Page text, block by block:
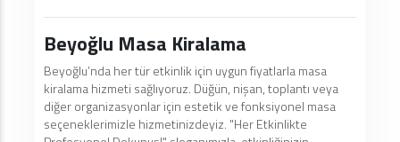
Beyoğlu Masa Kiralama
Beyoğlu’nda her tür etkinlik için uygun fiyatlarla masa
kiralama hizmeti sağlıyoruz. Düğün, nişan, toplantı veya
diğer organizasyonlar için estetik ve fonksiyonel masa
seçeneklerimizle hizmetinizdeyiz. "Her Etkinlikte